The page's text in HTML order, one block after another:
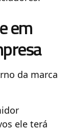
em
da marca
ele terá